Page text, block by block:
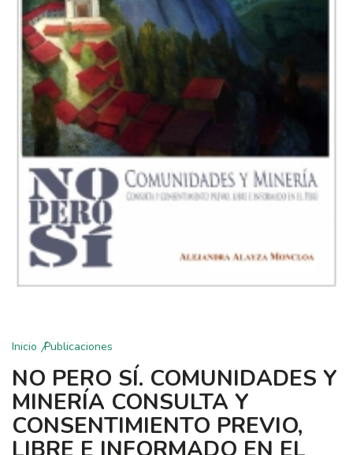
Inicio Publicaciones
NO PERO SÍ. COMUNIDADES Y
MINERÍA CONSULTA Y
CONSENTIMIENTO PREVIO,